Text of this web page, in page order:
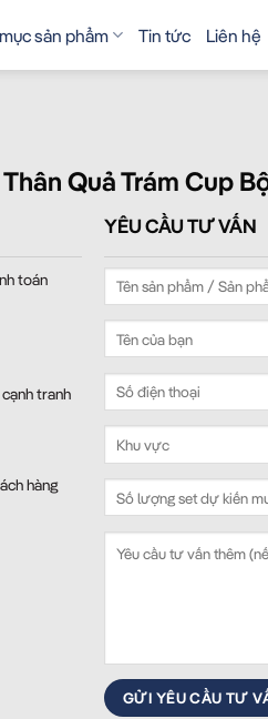
sản phẩm Tin tức Liên hệ
Quả Trám Cup
toán
tranh
hàng
YÊU CẦU TƯ VẤN